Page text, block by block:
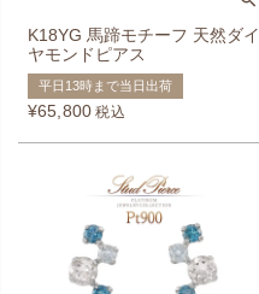
K18YG 馬蹄モチーフ 天然ダイ
ヤモンドピアス
平日13時まで当日出荷
¥65,800 税込